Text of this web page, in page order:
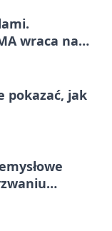
wraca na
pokazać, jak